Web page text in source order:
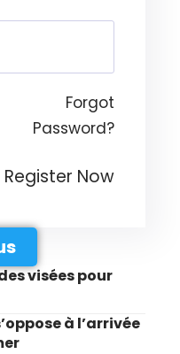
Forgot
Password?
Register Now
visées pour
à l’arrivée